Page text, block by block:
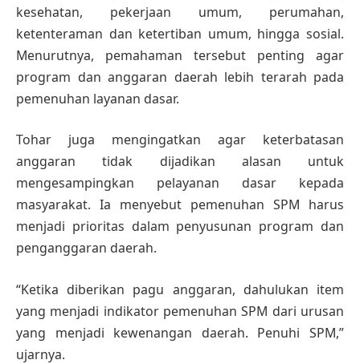
kesehatan, pekerjaan umum, perumahan,
ketenteraman dan ketertiban umum, hingga sosial.
Menurutnya, pemahaman tersebut penting agar
program dan anggaran daerah lebih terarah pada
pemenuhan layanan dasar.
Tohar juga mengingatkan agar keterbatasan
anggaran tidak dijadikan alasan untuk
mengesampingkan pelayanan dasar kepada
masyarakat. Ia menyebut pemenuhan SPM harus
menjadi prioritas dalam penyusunan program dan
penganggaran daerah.
“Ketika diberikan pagu anggaran, dahulukan item
yang menjadi indikator pemenuhan SPM dari urusan
yang menjadi kewenangan daerah. Penuhi SPM,”
ujarnya.